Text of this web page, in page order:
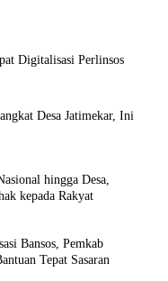
Digitalisasi Perlinsos
Desa Jatimekar, Ini
hingga Desa,
kepada Rakyat
Bansos, Pemkab
Tepat Sasaran